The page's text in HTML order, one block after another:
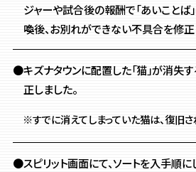
ジャーや試合後の報酬で「あいことば
喚後、お別れができない不具合を修正
●キズナタウンに配置した「猫」が消失
正しました。
※すでに消えてしまっていた猫は、復旧さ
●スピリット画面にて、ソートを入手順に